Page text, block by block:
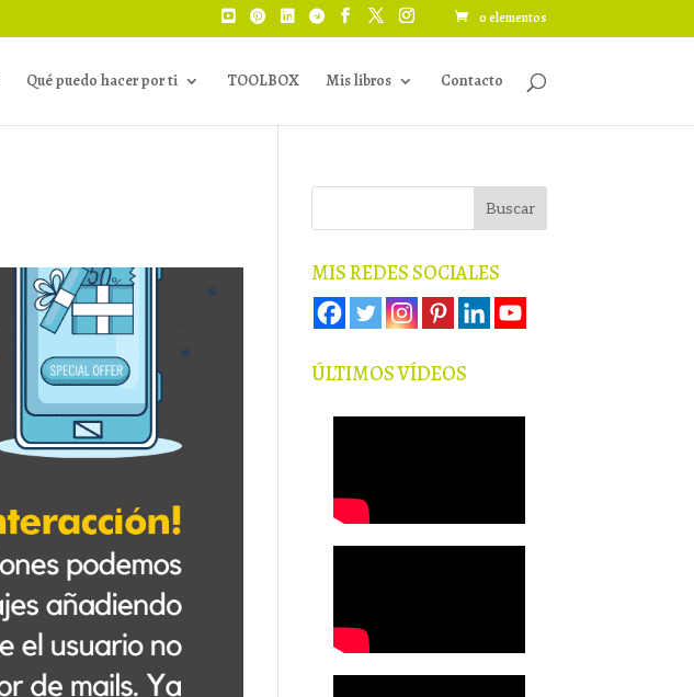
0 elementos
Qué puedo hacer por ti TOOLBOX Mis libros Contacto
MIS REDES SOCIALES
ÚLTIMOS VÍDEOS